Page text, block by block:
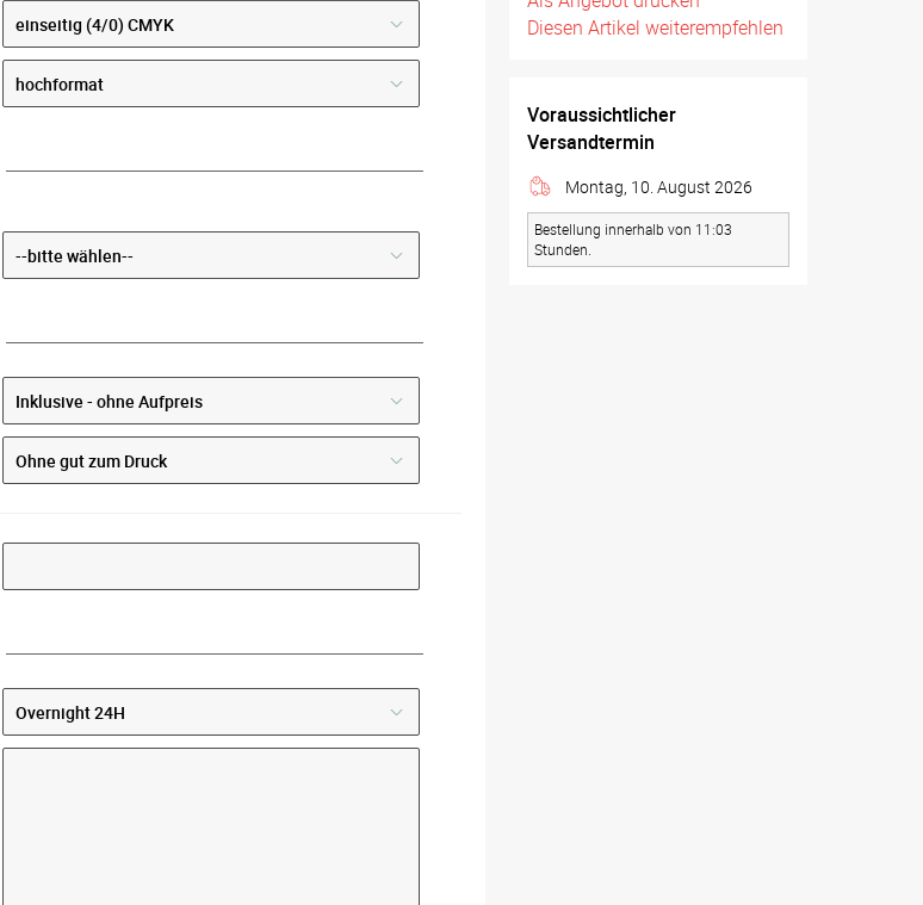
Diesen Artikel weiterempfehlen
Voraussichtlicher
Versandtermin
Montag, 10. August 2026
Bestellung innerhalb von 11:03
Stunden.